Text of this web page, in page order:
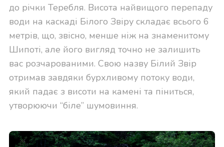
до річки Теребля. Висота найвищого перепаду
води на каскаді Білого Звіру складає всього 6
метрів, що, звісно, менше ніж на знаменитому
Шипоті, але його вигляд точно не залишить
вас розчарованими. Свою назву Білий Звір
отримав завдяки бурхливому потоку води,
який падає з висоти на камені та піниться,
утворюючи “біле” шумовиння.